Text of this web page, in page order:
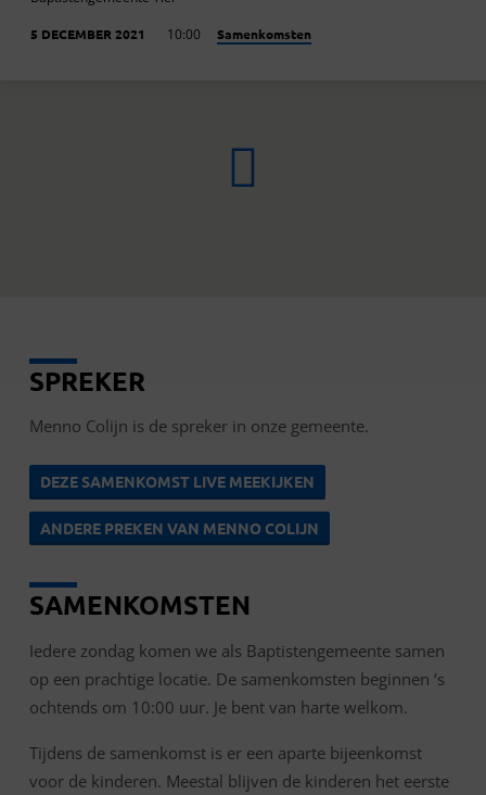
5 DECEMBER 2021 10:00 Samenkomsten
MENNO
COLIJN
SPREKER
Menno Colijn is de spreker in onze gemeente.
DEZE SAMENKOMST LIVE MEEKIJKEN
ANDERE PREKEN VAN MENNO COLIJN
SAMENKOMSTEN
Iedere zondag komen we als Baptistengemeente samen
op een prachtige locatie. De samenkomsten beginnen ‘s
ochtends om 10:00 uur. Je bent van harte welkom.
Tijdens de samenkomst is er een aparte bijeenkomst
voor de kinderen. Meestal blijven de kinderen het eerste